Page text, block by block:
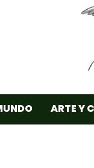
ARTE Y